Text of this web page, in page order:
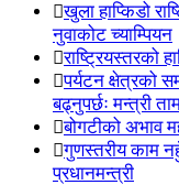
खुला हाप्किडो
नुवाकोट च्याम्पियन
राष्ट्रियस्तरको
पर्यटन क्षेत्रको
बढ्नुपर्छः मन्त्री
बोगटीको अभाव
गुणस्तरीय काम
प्रधानमन्त्री